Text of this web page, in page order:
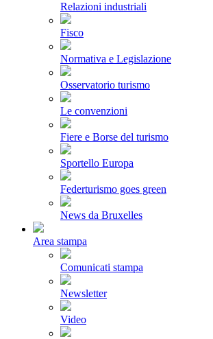
Relazioni industriali
Fisco
Normativa e Legislazione
Osservatorio turismo
Le convenzioni
Fiere e Borse del turismo
Sportello Europa
Federturismo goes green
News da Bruxelles
Area stampa
Comunicati stampa
Newsletter
Video